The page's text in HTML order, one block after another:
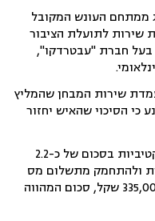
ממתחם העונש המקובל
שעות שירות לתועלת הציבור
בסך 24,000 שקל על גבר כבן 57, בעל חברת "עבטרדקו",
שירות המבחן שהמליץ
כי הסיכוי שהאיש יחזור
מדובר על אדם שהגיש 4 חשבוניות פיקטיביות בסכום של כ-2.2
ולהתחמק מתשלום מס
אמת – כאשר המס הגלום בהן היה כ-335,000 שקל, סכום המהווה